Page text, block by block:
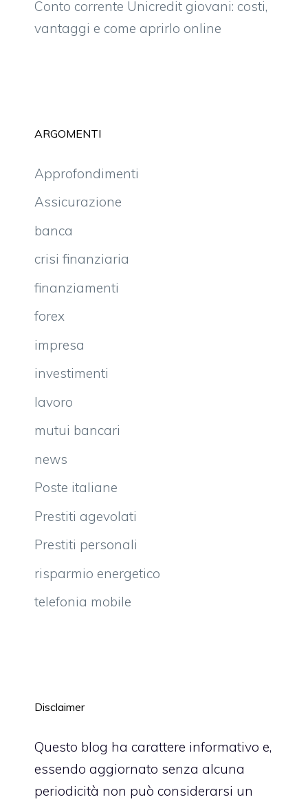
Conto corrente Unicredit giovani: costi,
vantaggi e come aprirlo online
ARGOMENTI
Approfondimenti
Assicurazione
banca
crisi finanziaria
finanziamenti
forex
impresa
investimenti
lavoro
mutui bancari
news
Poste italiane
Prestiti agevolati
Prestiti personali
risparmio energetico
telefonia mobile
Disclaimer
Questo blog ha carattere informativo e,
essendo aggiornato senza alcuna
periodicità non può considerarsi un